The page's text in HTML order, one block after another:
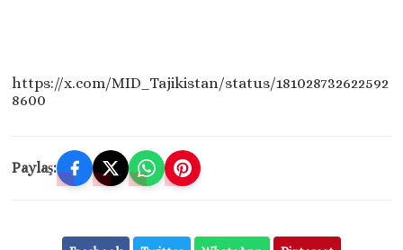
https://x.com/MID_Tajikistan/status/181028732622592
8600
Paylaş: